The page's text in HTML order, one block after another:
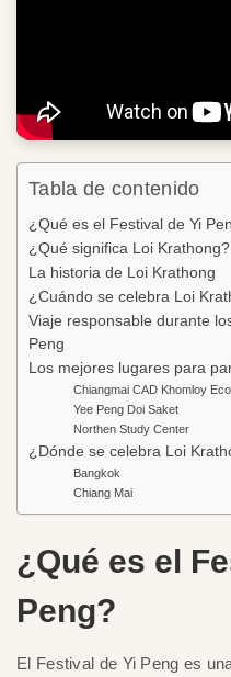
Tabla de contenido
¿Qué es el Festival de Yi
¿Qué significa Loi Krathong?
La historia de Loi Krathong
¿Cuándo se celebra Loi
Viaje responsable durante
Peng
Los mejores lugares para
Chiangmai CAD Khomloy
Yee Peng Doi Saket
Northen Study Center
¿Dónde se celebra Loi
Bangkok
Chiang Mai
¿Qué es el
Peng?
El Festival de Yi Peng es